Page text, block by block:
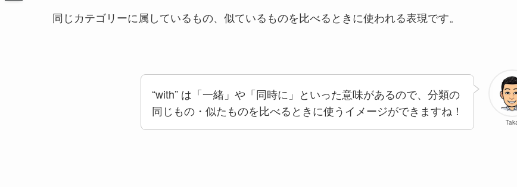
同じカテゴリーに属しているもの、似ているものを比べるときに使われる表現です。
“with” は「一緒」や「同時に」といった意味があるので、分類の
同じもの・似たものを比べるときに使うイメージができますね！